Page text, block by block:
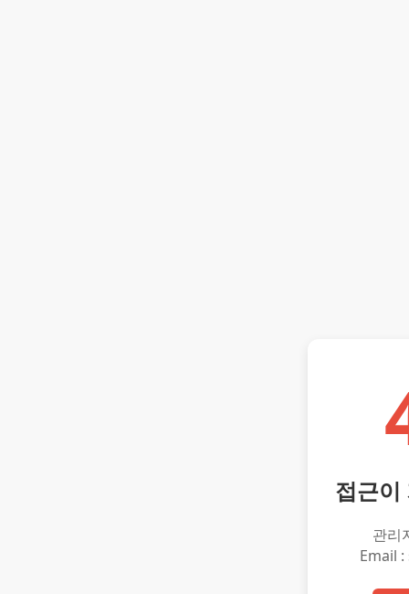
접근이
관리
Email